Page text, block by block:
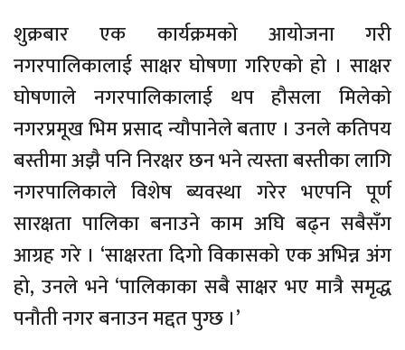
शुक्रबार एक कार्यक्रमको आयोजना गरी
नगरपालिकालाई साक्षर घोषणा गरिएको हो । साक्षर
घोषणाले नगरपालिकालाई थप हौसला मिलेको
नगरप्रमूख भिम प्रसाद न्यौपानेले बताए । उनले कतिपय
बस्तीमा अझै पनि निरक्षर छन भने त्यस्ता बस्तीका लागि
नगरपालिकाले विशेष ब्यवस्था गरेर भएपनि पूर्ण
सारक्षता पालिका बनाउने काम अघि बढ्न सबैसँग
आग्रह गरे । ‘साक्षरता दिगो विकासको एक अभिन्न अंग
हो, उनले भने ‘पालिकाका सबै साक्षर भए मात्रै समृद्ध
पनौती नगर बनाउन मद्दत पुग्छ ।’